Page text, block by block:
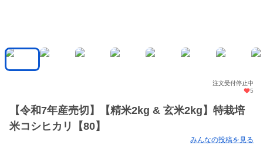
注文受付停止中
5
【令和7年産売切】【精米2kg & 玄米2kg】特栽培
米コシヒカリ【80】
みんなの投稿を見る